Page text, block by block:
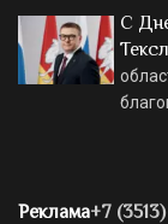
С
Реклама+7